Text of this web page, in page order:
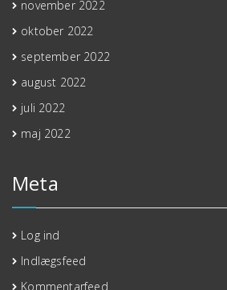
november 2022
oktober 2022
september 2022
august 2022
juli 2022
maj 2022
Meta
Log ind
Indlægsfeed
Kommentarfeed